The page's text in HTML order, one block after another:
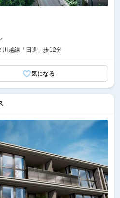
川越線「日進」歩12分
気になる